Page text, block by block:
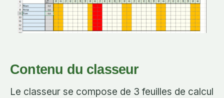
Contenu du classeur
Le classeur se compose de 3 feuilles de calcul